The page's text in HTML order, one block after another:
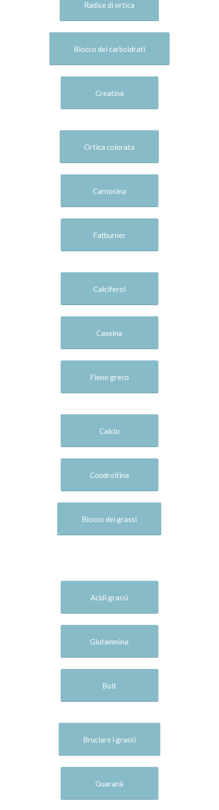
Radice di ortica
Blocco dei carboidrati
Creatina
Ortica colorata
Carnosina
Fatburner
Calciferol
Caseina
Fieno greco
Calcio
Condroitina
Blocco dei grassi
Acidi grassi
Glutammina
Bolt
Bruciare i grassi
Guaranà